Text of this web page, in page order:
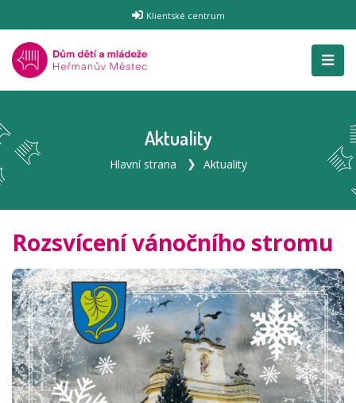
Klientské centrum
Aktuality
Hlavní strana Aktuality
Rozsvícení vánočního stromu